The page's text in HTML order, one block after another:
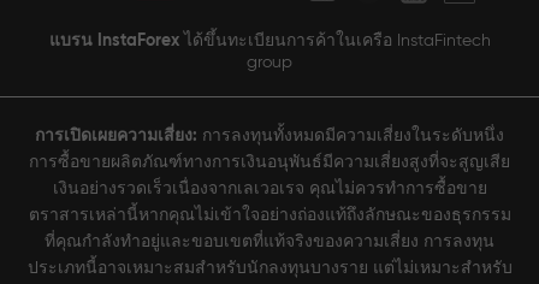
แบรน InstaForexได้ขึ้นทะเบียนการค้าในเครือ InstaFintech
group
การเปิดเผยความเสี่ยง: การลงทุนทั้งหมดมีความเสี่ยงในระดับหนึ่ง
การซื้อขายผลิตภัณฑ์ทางการเงินอนุพันธ์มีความเสี่ยงสูงที่จะสูญเสีย
เงินอย่างรวดเร็วเนื่องจากเลเวอเรจ คุณไม่ควรทำการซื้อขาย
ตราสารเหล่านี้หากคุณไม่เข้าใจอย่างถ่องแท้ถึงลักษณะของธุรกรรม
ที่คุณกำลังทำอยู่และขอบเขตที่แท้จริงของความเสี่ยง การลงทุน
ประเภทนี้อาจเหมาะสมสำหรับนักลงทุนบางราย แต่ไม่เหมาะสำหรับ